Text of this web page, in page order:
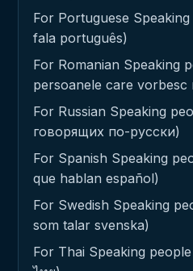
For Portuguese
fala português)
For Romanian Speaking
persoanele care vorbesc
For Russian Speaking
говорящих по-русски)
For Spanish Speaking
que hablan español)
For Swedish Speaking
som talar svenska)
For Thai Speaking